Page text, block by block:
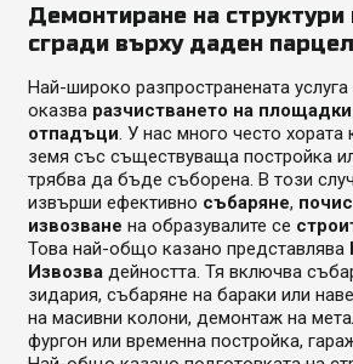
Демонтиране на структури
сгради върху даден
Най-широко разпространената услуга
оказва разчистването на
отпадъци. У нас много често хората
земя със съществуваща постройка
трябва да бъде съборена. В този
извърши ефективно събаряне,
извозване на образувалите се
Това най-общо казано представлява
Извозва дейността. Тя включва
зидария, събаряне на бараки или
на масивни колони, демонтаж на
фургон или временна постройка,